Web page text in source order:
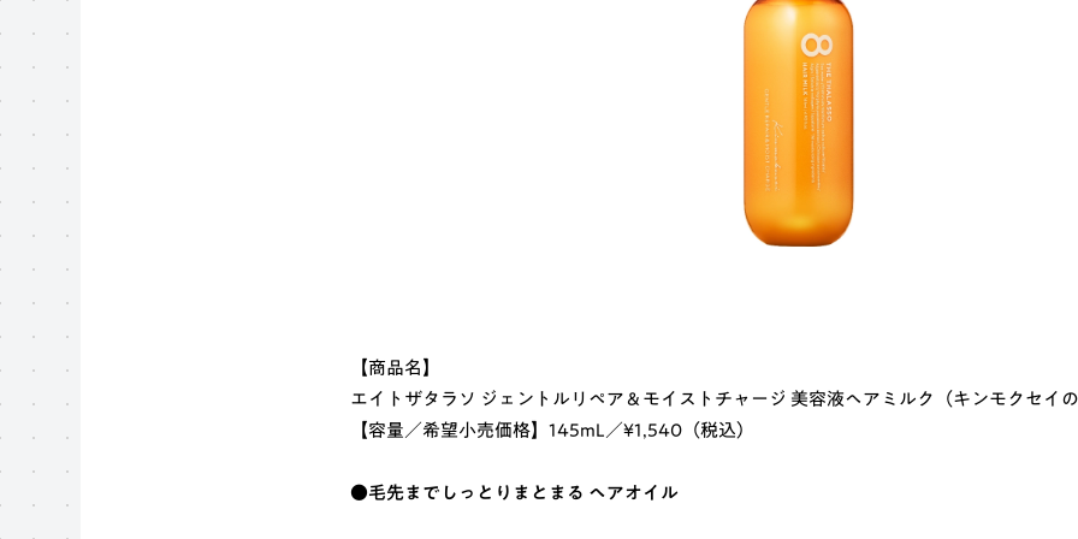
【商品名】
エイトザタラソ ジェントルリペア＆モイストチャージ 美容液ヘアミルク（キンモクセイ
【容量／希望小売価格】145mL／¥1,540（税込）
●毛先までしっとりまとまる ヘアオイル